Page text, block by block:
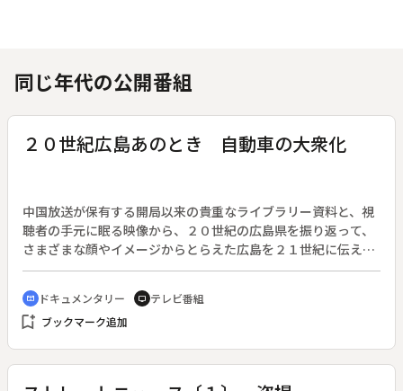
同じ年代の公開番組
２０世紀広島あのとき 自動車の大衆化
中国放送が保有する開局以来の貴重なライブラリー資料と、視
聴者の手元に眠る映像から、２０世紀の広島県を振り返って、
さまざまな顔やイメージからとらえた広島を２１世紀に伝え
る。◆この回は「自動車の大衆化」。
cinematic_blur ドキュメンタリー tv テレビ番組
bookmark_add ブックマーク追加